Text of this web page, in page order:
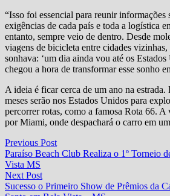
“Isso foi essencial para reunir informações
exigências de cada país e toda a logística
entanto, sempre veio de dentro. Desde
viagens de bicicleta entre cidades vizinhas,
sonhava: ‘um dia ainda vou até os
chegou a hora de transformar esse sonho
A ideia é ficar cerca de um ano na estrada.
meses serão nos Estados Unidos para
percorrer rotas, como a famosa Rota 66. A
por Miami, onde despachará o carro em
Navegação
de
Post
Previous PostPrevious
post:
Paraíso Beach Club Realiza o 1º Torneio
Vista MS
Next PostNext
post:
Sucesso o Primeiro Show de Prêmios da